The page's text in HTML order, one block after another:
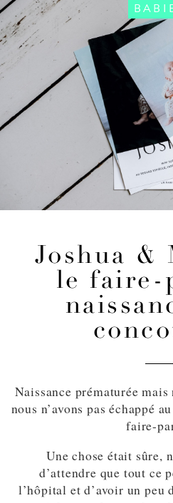
Joshua &
le faire-
Naissance prématurée mais
nous n’avons pas échappé
faire-
Une chose était sûre,
d’attendre que tout ce
l’hôpital et d’avoir un peu